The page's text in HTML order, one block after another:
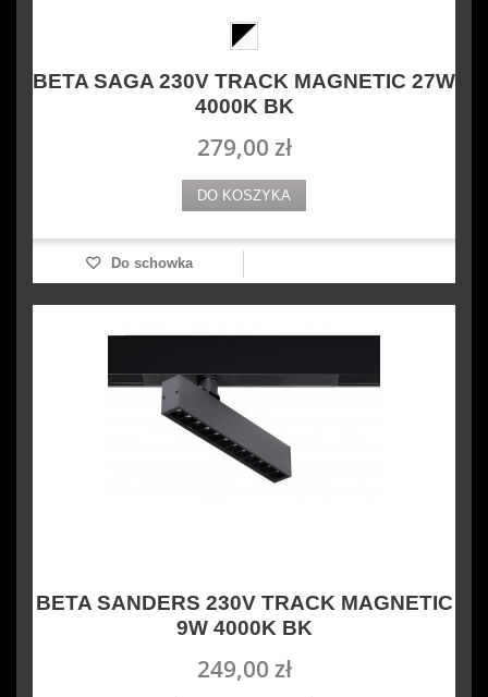
BETA SAGA 230V TRACK MAGNETIC 27W
4000K BK
279,00 zł
DO KOSZYKA
Do schowka
BETA SANDERS 230V TRACK MAGNETIC
9W 4000K BK
249,00 zł